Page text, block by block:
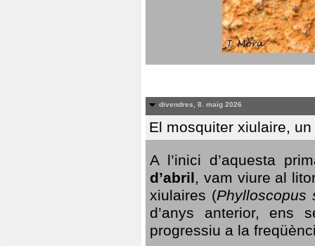
divendres, 8. maig 2026
El mosquiter xiulaire,
A l’inici d’aquesta
d’abril, vam viure al
xiulaires (Phylloscopus
d’anys anterior, ens
progressiu a la